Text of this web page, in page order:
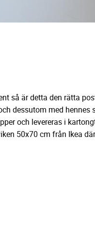
så är detta den rätta
dessutom med hennes
och levereras i
50x70 cm från Ikea